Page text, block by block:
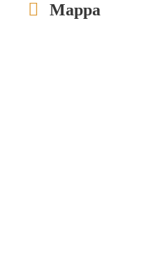
Mappa